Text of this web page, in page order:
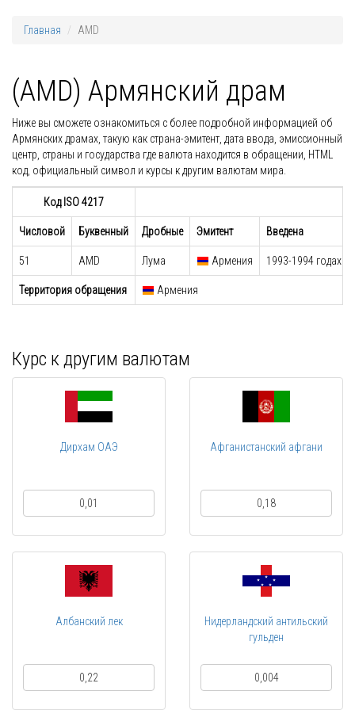
Главная AMD
(AMD) Армянский драм
Ниже вы сможете ознакомиться с более подробной информацией об
Армянских драмах, такую как страна-эмитент, дата ввода, эмиссионный
центр, страны и государства где валюта находится в обращении, HTML
код, официальный символ и курсы к другим валютам мира.
Код ISO 4217
Числовой Буквенный Дробные Эмитент Введена
51 AMD Лума Армения 1993-1994 годах
Территория обращения Армения
Курс к другим валютам
Дирхам ОАЭ
0,01
Афганистанский афгани
0,18
Албанский лек
0,22
Нидерландский антильский
гульден
0,004